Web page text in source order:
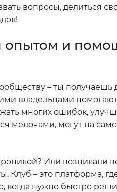
вопросы, делиться
опытом и
– ты получаешь
владельцами
многих ошибок,
мелочами, могут на
Или возникали
Клуб – это платформа,
когда нужно быстро